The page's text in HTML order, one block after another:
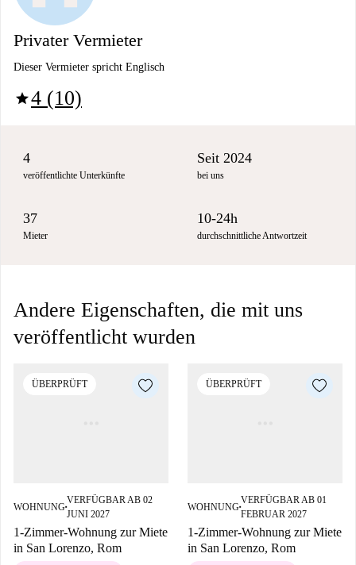
Privater Vermieter
Dieser Vermieter spricht Englisch
star4 (10)
4
veröffentlichte Unterkünfte
Seit 2024
bei uns
37
Mieter
10-24h
durchschnittliche Antwortzeit
Andere Eigenschaften, die mit uns
veröffentlicht wurden
ÜBERPRÜFT
WOHNUNG■
VERFÜGBAR AB 02
JUNI 2027
1-Zimmer-Wohnung zur Miete
in San Lorenzo, Rom
ÜBERPRÜFT
WOHNUNG■
VERFÜGBAR AB 01
FEBRUAR 2027
1-Zimmer-Wohnung zur Miete
in San Lorenzo, Rom